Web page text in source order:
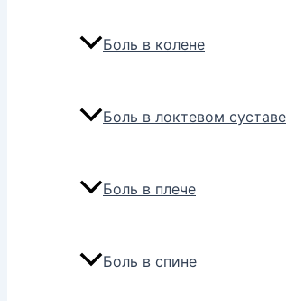
Боль в колене
Боль в локтевом суставе
Боль в плече
Боль в спине